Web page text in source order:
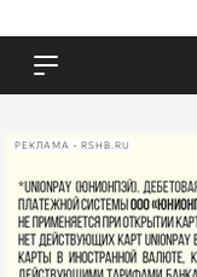
РЕКЛАМА • RSHB.RU